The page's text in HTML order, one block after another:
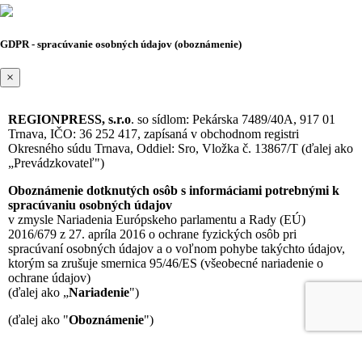
GDPR - spracúvanie osobných údajov (oboznámenie)
×
REGIONPRESS, s.r.o. so sídlom: Pekárska 7489/40A, 917 01
Trnava, IČO: 36 252 417, zapísaná v obchodnom registri
Okresného súdu Trnava, Oddiel: Sro, Vložka č. 13867/T (ďalej ako
„Prevádzkovateľ")
Oboznámenie dotknutých osôb s informáciami potrebnými k
spracúvaniu osobných údajov
v zmysle Nariadenia Európskeho parlamentu a Rady (EÚ)
2016/679 z 27. apríla 2016 o ochrane fyzických osôb pri
spracúvaní osobných údajov a o voľnom pohybe takýchto údajov,
ktorým sa zrušuje smernica 95/46/ES (všeobecné nariadenie o
ochrane údajov)
(ďalej ako „Nariadenie")
(ďalej ako "Oboznámenie")